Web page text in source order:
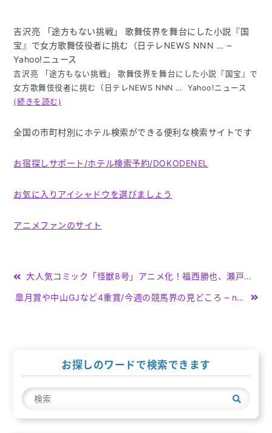
吉沢亮 「途方もない挑戦」 歌舞伎界を舞台にした小説『国
宝』で女方歌舞伎役者に挑む（日テレNEWS NNN … –
Yahoo!ニュース
吉沢亮 「途方もない挑戦」 歌舞伎界を舞台にした小説『国宝』で
女方歌舞伎役者に挑む（日テレNEWS NNN … Yahoo!ニュース
(続きを読む)
全国の市町村別にホテル検索ができる便利な検索サイトです
お宿探しサポート/ホテル検索予約/DOKODENEL
お気に入りアイシャドウを選びましょう
アニメファンのサイト
投
稿
ー
シ
ョ
大人気コミック「怪獣8号」アニメ化！福西勝也、瀬戸麻沙美らキャスト陣が裏話を | テレ東・ＢＳテレ東の読んで見て … – テレ東プラス
皐月賞や中山GJなど4重賞/今週の競馬界の見どころ – netkeiba
お探しのワードで検索できます
検
索